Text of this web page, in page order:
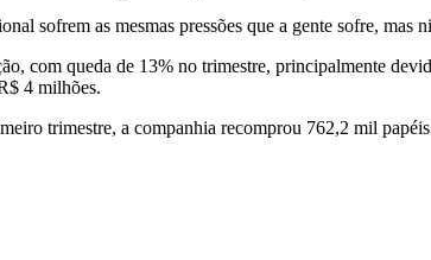
sofrem as mesmas pressões que a gente sofre,
com queda de 13% no trimestre, principalmente
4 milhões.
trimestre, a companhia recomprou 762,2 mil